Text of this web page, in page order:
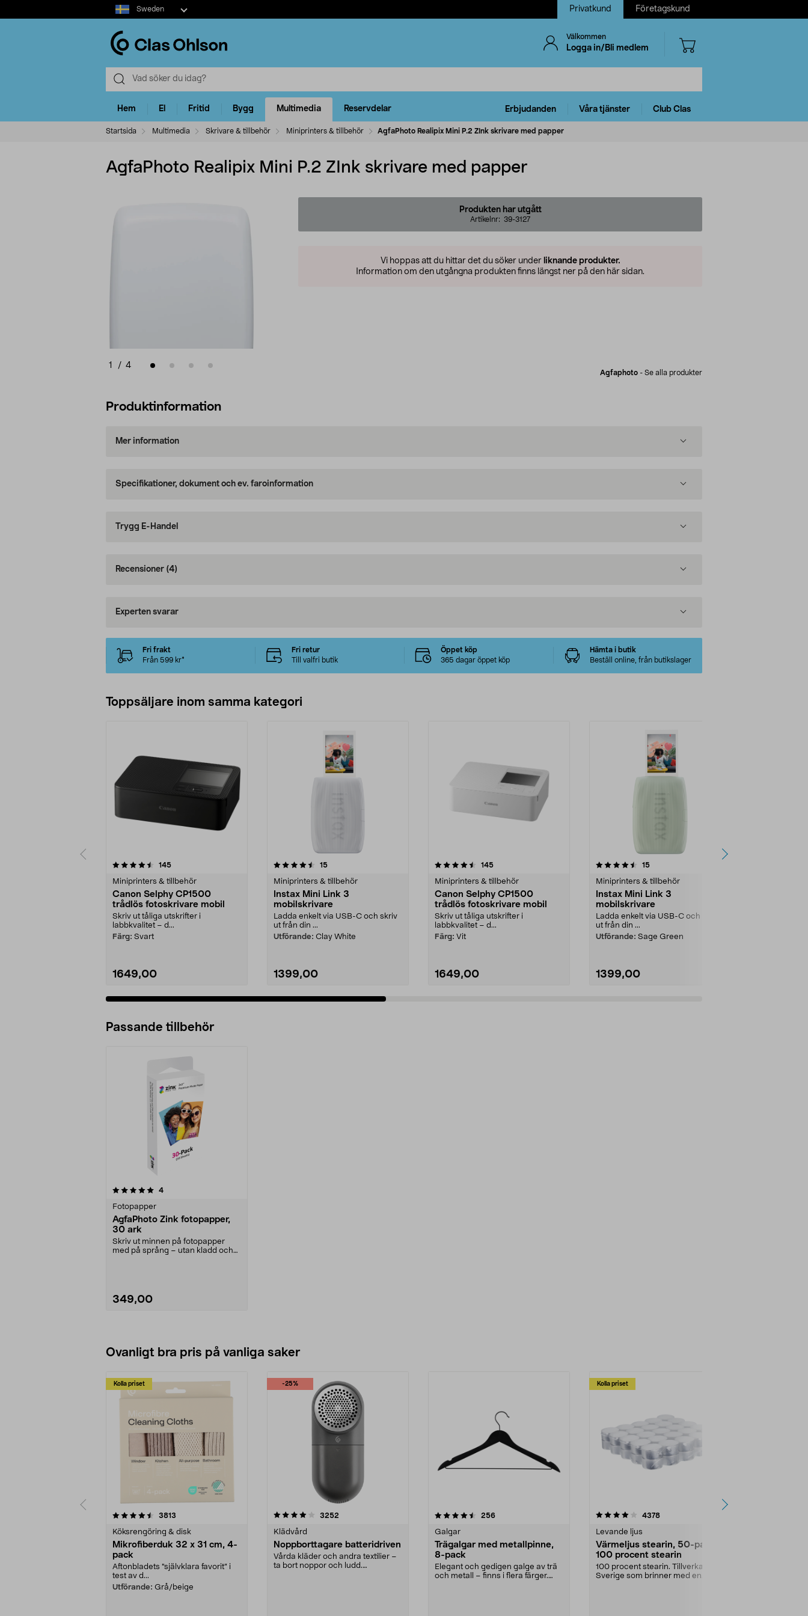
Select
market
Sweden Privatkund Företagskund
Välkommen
Logga in/Bli medlem
Hem El Fritid Bygg Multimedia Reservdelar Erbjudanden Våra tjänster Club Clas
Startsida Multimedia Skrivare & tillbehör Miniprinters & tillbehör AgfaPhoto Realipix Mini P.2 ZInk skrivare med papper
AgfaPhoto Realipix Mini P.2 ZInk skrivare med papper
1 / 4
Produkten har utgått
Artikelnr: 39-3127
Vi hoppas att du hittar det du söker under liknande produkter.
Information om den utgångna produkten finns längst ner på den här sidan.
Agfaphoto - Se alla produkter
Produktinformation
Mer information
Specifikationer, dokument och ev. faroinformation
Trygg E-Handel
Recensioner (4)
Experten svarar
Fri frakt
Från 599 kr*
Fri retur
Till valfri butik
Öppet köp
365 dagar öppet köp
Hämta i butik
Beställ online, från butikslager
Toppsäljare inom samma kategori
145recensioner
Miniprinters & tillbehör
Canon Selphy CP1500
trådlös fotoskrivare mobil
Skriv ut tåliga utskrifter i
labbkvalitet – d...
Färg: Svart
1649,00
4.5 av 5 stjärnor 15recensioner
Miniprinters & tillbehör
Instax Mini Link 3
mobilskrivare
Ladda enkelt via USB-C och skriv
ut från din ...
Utförande: Clay White
1399,00
4.5 av 5 stjärnor 145recensioner
Miniprinters & tillbehör
Canon Selphy CP1500
trådlös fotoskrivare mobil
Skriv ut tåliga utskrifter i
labbkvalitet – d...
Färg: Vit
1649,00
4.5 av 5 stjärnor 15recensioner
Miniprinters & tillbehör
Instax Mini Link 3
mobilskrivare
Ladda enkelt via USB-C och skriv
ut från din ...
Utförande: Sage Green
1399,00
4.5 av 5 stjärnor
Passande tillbehör
4recensioner
Fotopapper
AgfaPhoto Zink fotopapper,
30 ark
Skriv ut minnen på fotopapper
med på språng – utan kladd och
349,00
Ovanligt bra pris på vanliga saker
Kolla priset
3813
Köksrengöring & disk
Mikrofiberduk 32 x 31 cm, 4-
pack
Aftonbladets "självklara favorit” i
test av d...
Utförande: Grå/beige
-25%
4.0av 5 stjärnor 3252
Klädvård
Noppborttagare batteridriven
Vårda kläder och andra textilier –
ta bort noppor och ludd.
4.5av 5 stjärnor 256recensioner
Galgar
Trägalgar med metallpinne,
8-pack
Elegant och gedigen galge av trä
och metall – finns i flera färger.
Kolla priset
4.0av 5 stjärnor 4378recensioner
Levande ljus
Värmeljus stearin, 50-pack,
100 procent stearin
100 procent stearin. Tillverkade i
Sverige som brinner med en
4.5av 5 stjärnor